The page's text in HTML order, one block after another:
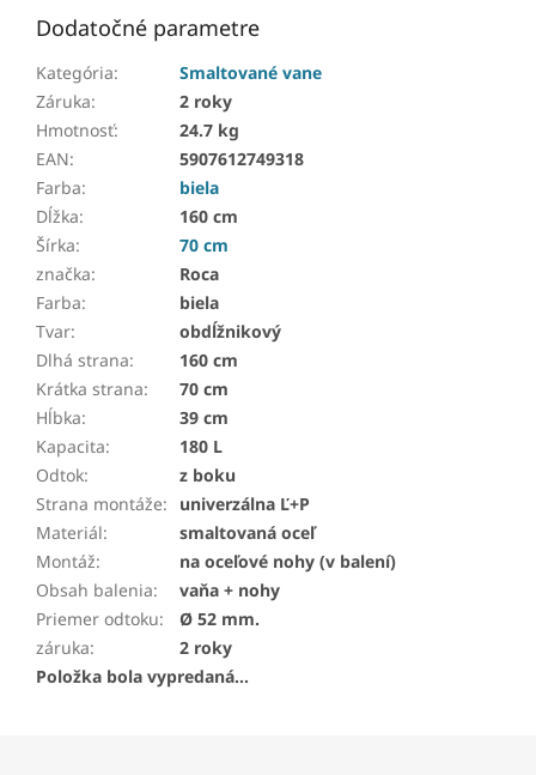
Dodatočné parametre
Kategória:
Smaltované vane
Záruka:
2 roky
Hmotnosť:
24.7 kg
EAN:
5907612749318
Farba:
biela
Dĺžka:
160 cm
Šírka:
70 cm
značka:
Roca
Farba:
biela
Tvar:
obdĺžnikový
Dlhá strana:
160 cm
Krátka strana:
70 cm
Hĺbka:
39 cm
Kapacita:
180 L
Odtok:
z boku
Strana montáže:
univerzálna Ľ+P
Materiál:
smaltovaná oceľ
Montáž:
na oceľové nohy (v balení)
Obsah balenia:
vaňa + nohy
Priemer odtoku:
Ø 52 mm.
záruka:
2 roky
Položka bola vypredaná…